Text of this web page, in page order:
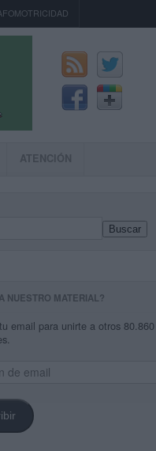
ATENCIÓN
Buscar
NUESTRO MATERIAL?
email para unirte a otros 80.860